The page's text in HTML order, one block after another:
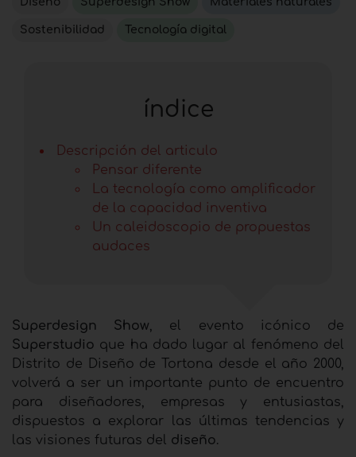
Sostenibilidad Tecnología digital
índice
Descripción del articulo
Pensar diferente
La tecnología como amplificador
de la capacidad inventiva
Un caleidoscopio de propuestas
audaces
Superdesign Show, el evento icónico de
Superstudio que ha dado lugar al fenómeno del
Distrito de Diseño de Tortona desde el año 2000,
volverá a ser un importante punto de encuentro
para diseñadores, empresas y entusiastas,
dispuestos a explorar las últimas tendencias y
las visiones futuras del diseño.